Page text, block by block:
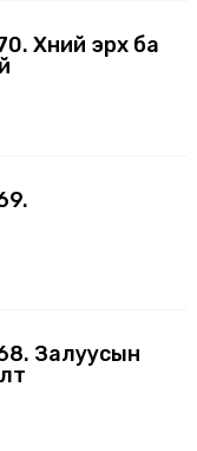
Хүний эрх ба
Залуусын